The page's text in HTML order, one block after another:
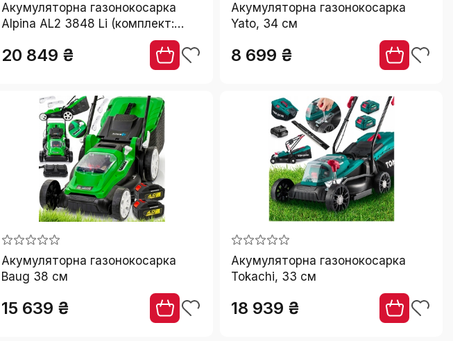
Акумуляторна газонокосарка
Alpina AL2 3848 Li (комплект:
батарея та зарядний пристрій)
20 849 ₴
Акумуляторна газонокосарка
Yato, 34 см
8 699 ₴
Акумуляторна газонокосарка
Baug 38 см
15 639 ₴
Акумуляторна газонокосарка
Tokachi, 33 см
18 939 ₴